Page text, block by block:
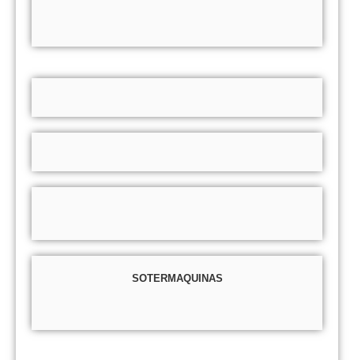
SOTERMAQUINAS